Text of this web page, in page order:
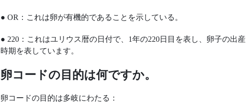
● OR：これは卵が有機的であることを示している。
● 220：これはユリウス暦の日付で、1年の220日目を表し、卵子の出産
時期を表しています。
卵コードの目的は何ですか。
卵コードの目的は多岐にわたる：